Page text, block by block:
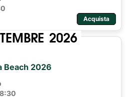
Acquista
2026
Beach 2026